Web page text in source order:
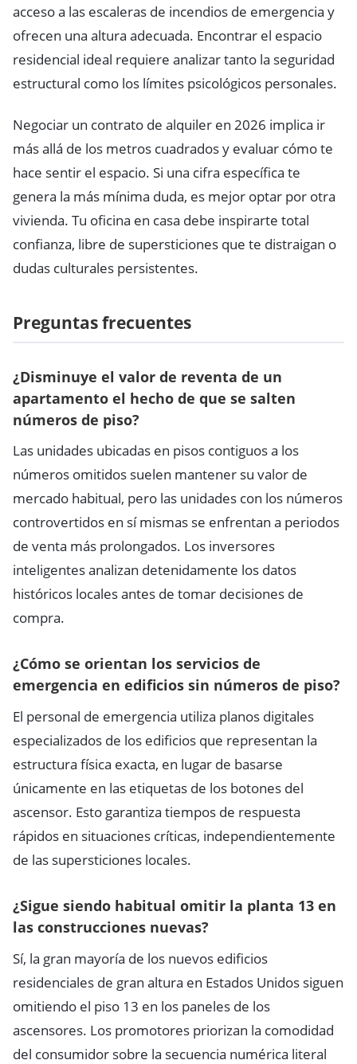
acceso a las escaleras de incendios de emergencia y
ofrecen una altura adecuada. Encontrar el espacio
residencial ideal requiere analizar tanto la seguridad
estructural como los límites psicológicos personales.
Negociar un contrato de alquiler en 2026 implica ir
más allá de los metros cuadrados y evaluar cómo te
hace sentir el espacio. Si una cifra específica te
genera la más mínima duda, es mejor optar por otra
vivienda. Tu oficina en casa debe inspirarte total
confianza, libre de supersticiones que te distraigan o
dudas culturales persistentes.
Preguntas frecuentes
¿Disminuye el valor de reventa de un
apartamento el hecho de que se salten
números de piso?
Las unidades ubicadas en pisos contiguos a los
números omitidos suelen mantener su valor de
mercado habitual, pero las unidades con los números
controvertidos en sí mismas se enfrentan a periodos
de venta más prolongados. Los inversores
inteligentes analizan detenidamente los datos
históricos locales antes de tomar decisiones de
compra.
¿Cómo se orientan los servicios de
emergencia en edificios sin números de piso?
El personal de emergencia utiliza planos digitales
especializados de los edificios que representan la
estructura física exacta, en lugar de basarse
únicamente en las etiquetas de los botones del
ascensor. Esto garantiza tiempos de respuesta
rápidos en situaciones críticas, independientemente
de las supersticiones locales.
¿Sigue siendo habitual omitir la planta 13 en
las construcciones nuevas?
Sí, la gran mayoría de los nuevos edificios
residenciales de gran altura en Estados Unidos siguen
omitiendo el piso 13 en los paneles de los
ascensores. Los promotores priorizan la comodidad
del consumidor sobre la secuencia numérica literal